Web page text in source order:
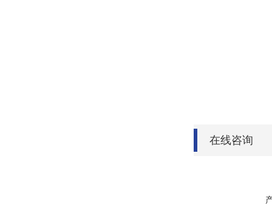
在线咨询